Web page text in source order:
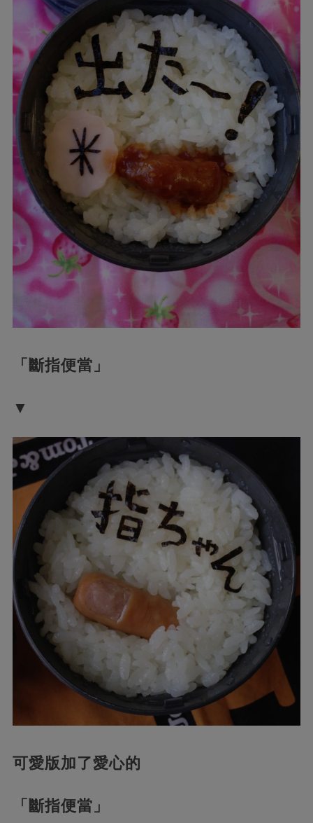
「斷指便當」
▼
可愛版加了愛心的
「斷指便當」